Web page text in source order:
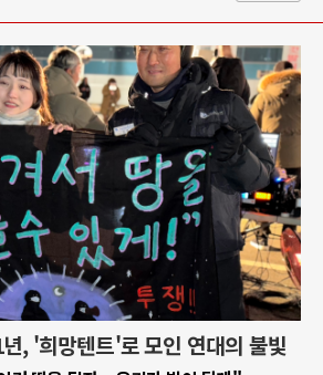
, '희망텐트'로 모인 연대의 불빛